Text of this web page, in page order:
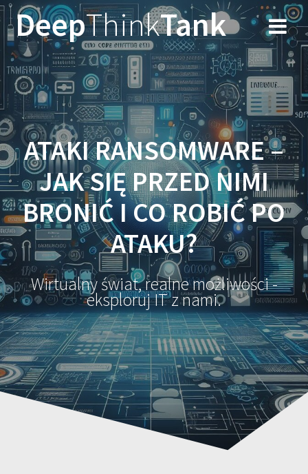
Przejdź
do
treści
DeepThinkTank
ATAKI RANSOMWARE –
JAK SIĘ PRZED NIMI
BRONIĆ I CO ROBIĆ PO
ATAKU?
Wirtualny świat, realne możliwości -
eksploruj IT z nami.